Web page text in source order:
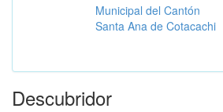
Municipal del Cantón
Santa Ana de Cotacachi
Descubridor